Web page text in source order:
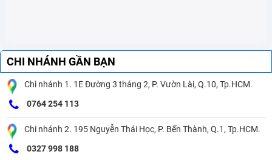
CHI NHÁNH GẦN BẠN
Chi nhánh 1. 1E Đường 3 tháng 2, P. Vườn Lài, Q.10, Tp.HCM.
0764 254 113
Chi nhánh 2. 195 Nguyễn Thái Học, P. Bến Thành, Q.1, Tp.HCM.
0327 998 188